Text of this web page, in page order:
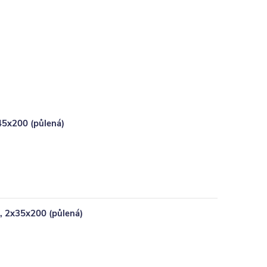
(půlená)
2x35x200 (půlená)